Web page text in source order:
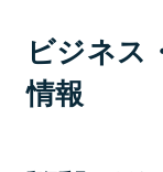
ビジネス
情報